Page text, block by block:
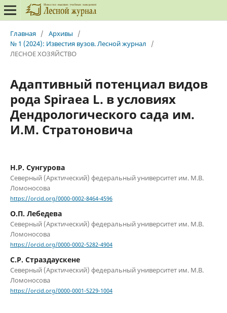
Главная / Архивы
/
№ 1 (2024): Известия вузов. Лесной журнал
/
ЛЕСНОЕ ХОЗЯЙСТВО
Адаптивный потенциал видов
рода Spiraea L. в условиях
Дендрологического сада им.
И.М. Стратоновича
Н.Р. Сунгурова
Северный (Арктический) федеральный университет им. М.В.
Ломоносова
https://orcid.org/0000-0002-8464-4596
О.П. Лебедева
Северный (Арктический) федеральный университет им. М.В.
Ломоносова
https://orcid.org/0000-0002-5282-4904
С.Р. Страздаускене
Северный (Арктический) федеральный университет им. М.В.
Ломоносова
https://orcid.org/0000-0001-5229-1004